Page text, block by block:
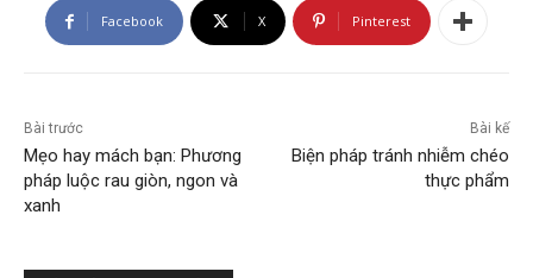
Facebook X Pinterest
Bài trước
Mẹo hay mách bạn: Phương
pháp luộc rau giòn, ngon và
xanh
Bài kế
Biện pháp tránh nhiễm chéo
thực phẩm